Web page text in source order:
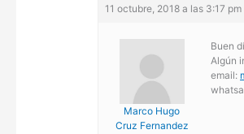
11 octubre, 2018 a las 3:17 pm
Marco Hugo
Cruz Fernandez
Buen
Algún
email: